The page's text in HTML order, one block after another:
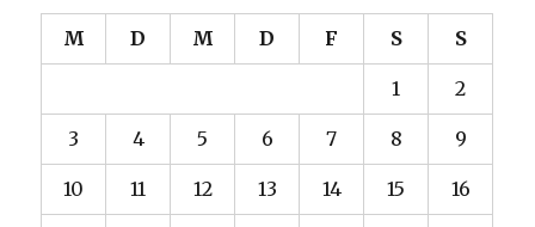
M D M D F S S
1 2
3 4 5 6 7 8 9
10 11 12 13 14 15 16